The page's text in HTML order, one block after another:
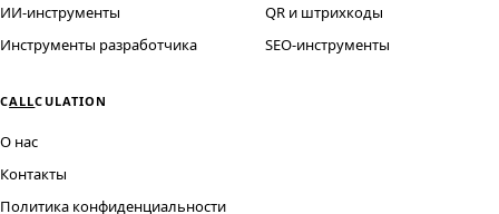
ИИ-инструменты
Инструменты разработчика
QR и штрихкоды
SEO-инструменты
CALLCULATION
О нас
Контакты
Политика конфиденциальности